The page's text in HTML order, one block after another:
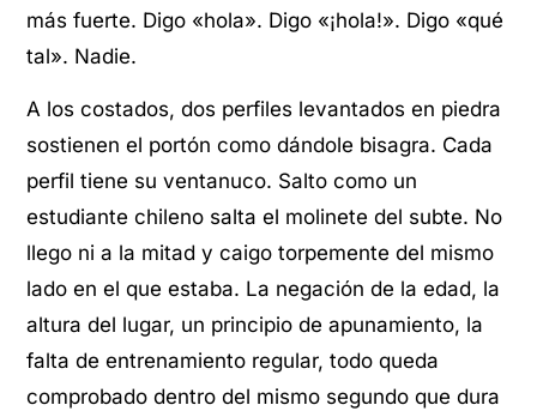
más fuerte. Digo «hola». Digo «¡hola!». Digo «qué
tal». Nadie.
A los costados, dos perfiles levantados en piedra
sostienen el portón como dándole bisagra. Cada
perfil tiene su ventanuco. Salto como un
estudiante chileno salta el molinete del subte. No
llego ni a la mitad y caigo torpemente del mismo
lado en el que estaba. La negación de la edad, la
altura del lugar, un principio de apunamiento, la
falta de entrenamiento regular, todo queda
comprobado dentro del mismo segundo que dura